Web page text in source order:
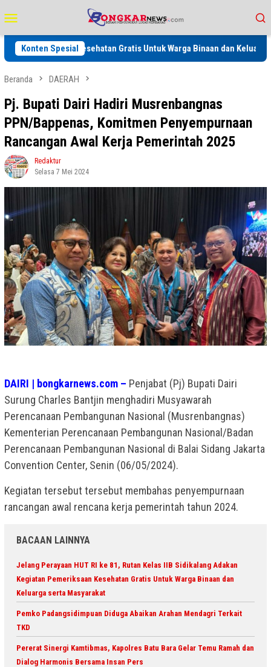
ke
kontenMobile
Konten Spesial
Kesehatan Gratis Untuk Warga Binaan dan Keluarga serta
Beranda DAERAH
Pj. Bupati Dairi Hadiri Musrenbangnas
PPN/Bappenas, Komitmen Penyempurnaan
Rancangan Awal Kerja Pemerintah 2025
Redaktur
Selasa 7 Mei 2024
DAIRI | bongkarnews.com – Penjabat (Pj) Bupati Dairi
Surung Charles Bantjin menghadiri Musyawarah
Perencanaan Pembangunan Nasional (Musrenbangnas)
Kementerian Perencanaan Pembangunan Nasional/Badan
Perencanaan Pembangunan Nasional di Balai Sidang Jakarta
Convention Center, Senin (06/05/2024).
Kegiatan tersebut tersebut membahas penyempurnaan
rancangan awal rencana kerja pemerintah tahun 2024.
BACAAN LAINNYA
Jelang Perayaan HUT RI ke 81, Rutan Kelas IIB Sidikalang Adakan
Kegiatan Pemeriksaan Kesehatan Gratis Untuk Warga Binaan dan
Keluarga serta Masyarakat
Pemko Padangsidimpuan Diduga Abaikan Arahan Mendagri Terkait
TKD
Pererat Sinergi Kamtibmas, Kapolres Batu Bara Gelar Temu Ramah dan
Dialog Harmonis Bersama Insan Pers